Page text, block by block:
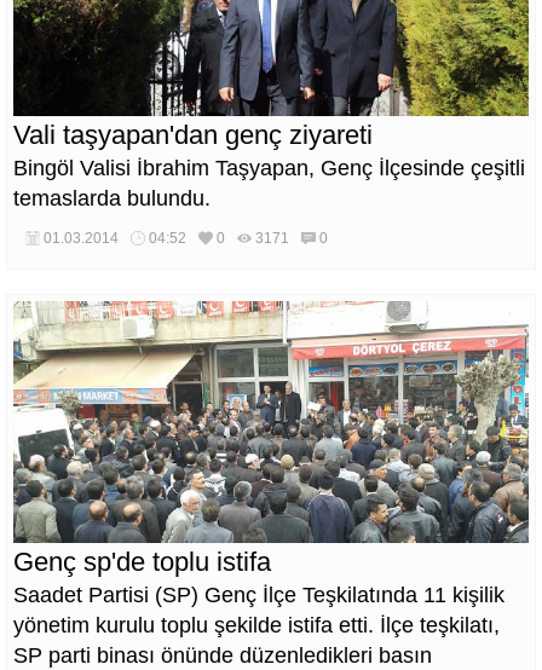
Vali taşyapan'dan genç ziyareti
Bingöl Valisi İbrahim Taşyapan, Genç İlçesinde çeşitli
temaslarda bulundu.
01.03.2014 04:52 0 3171 0
Genç sp'de toplu istifa
Saadet Partisi (SP) Genç İlçe Teşkilatında 11 kişilik
yönetim kurulu toplu şekilde istifa etti. İlçe teşkilatı,
SP parti binası önünde düzenledikleri basın